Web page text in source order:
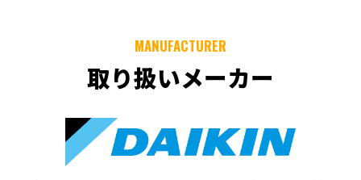
MANUFACTURER
取り扱いメーカー